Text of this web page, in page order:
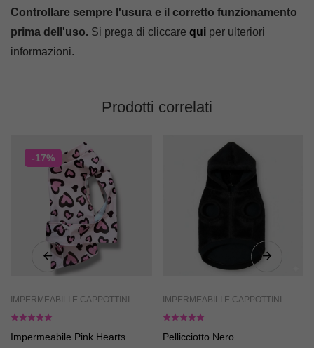
Controllare sempre l'usura e il corretto funzionamento
prima dell'uso. Si prega di cliccare qui per ulteriori
informazioni.
Prodotti correlati
-17%
IMPERMEABILI E CAPPOTTINI
Impermeabile Pink Hearts
IMPERMEABILI E CAPPOTTINI
Pellicciotto Nero